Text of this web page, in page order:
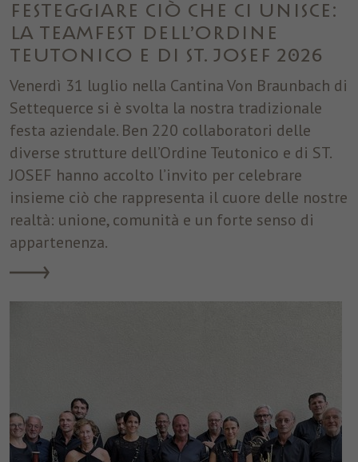
Festeggiare ciò che ci unisce:
la Teamfest dell’Ordine
Teutonico e di ST. JOSEF 2026
Venerdì 31 luglio nella Cantina Von Braunbach di
Settequerce si è svolta la nostra tradizionale
festa aziendale. Ben 220 collaboratori delle
diverse strutture dell’Ordine Teutonico e di ST.
JOSEF hanno accolto l’invito per celebrare
insieme ciò che rappresenta il cuore delle nostre
realtà: unione, comunità e un forte senso di
appartenenza.
Nome fr
Provider Facebook
3 Monate
Finalità
Facebook imposta questo cookie per
mostrare agli utenti pubblicità pertinenti
tracciando il comportamento degli utenti sul
web, sui siti che hanno Facebook pixel o
Facebook social plugin.